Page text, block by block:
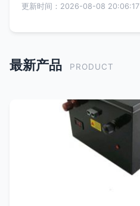
更新时间：2026-08-08 20:06:17
最新产品 PRODUCT